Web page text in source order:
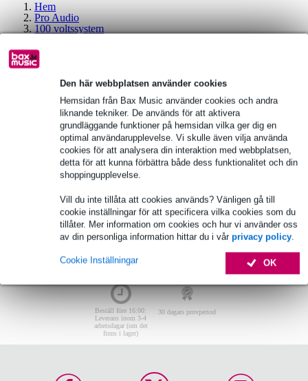
Den här webbplatsen använder cookies
Hemsidan från Bax Music använder cookies och andra
liknande tekniker. De används för att aktivera
grundläggande funktioner på hemsidan vilka ger dig en
optimal användarupplevelse. Vi skulle även vilja använda
cookies för att analysera din interaktion med webbplatsen,
detta för att kunna förbättra både dess funktionalitet och din
shoppingupplevelse.
Vill du inte tillåta att cookies används? Vänligen gå till
cookie inställningar för att specificera vilka cookies som du
tillåter. Mer information om cookies och hur vi använder oss
av din personliga information hittar du i vår privacy policy.
OK
Cookie Inställningar
Hem
Pro Audio
100 voltssystem
Monacor 100 Volt förstärkare & mixer
Inga artiklar hittades.
Topp 10 mest sålda
Inga artiklar hittades.
Beställ före 16:00:
Leverans inom 3-4
arbetsdagar (om det
finns i lager)
30 dagars provperiod